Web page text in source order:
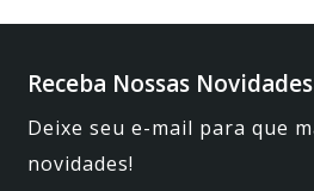
Receba Nossas Novidades
Deixe seu e-mail para que
novidades!